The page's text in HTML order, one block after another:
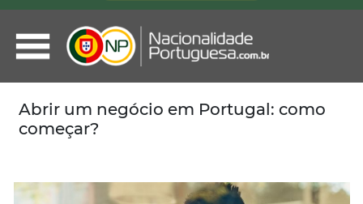
Vistos de Residência
Imóveis em Portugal
Demais Serviços
Vistos Temporários
Abrir um negócio em Portugal: como
começar?